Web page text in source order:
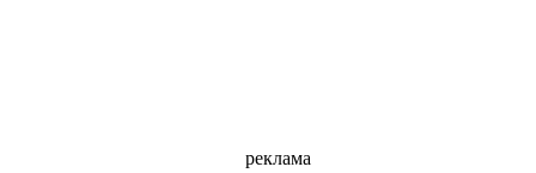
реклама